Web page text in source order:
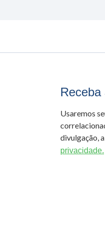
Usaremos
divulgação,
privacidade.